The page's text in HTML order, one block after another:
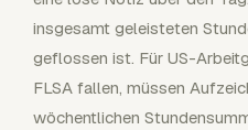
insgesamt geleisteten
geflossen ist. Für US-
FLSA fallen, müssen
wöchentlichen